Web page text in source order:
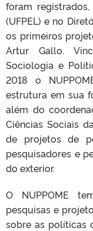
foram
(UFPEL) e no
os primeiros
Artur Gallo.
Sociologia e
2018 o
estrutura em sua
além do
Ciências Sociais
de projetos de
pesquisadores e
do exterior.
O NUPPOME
pesquisas e
sobre as políticas